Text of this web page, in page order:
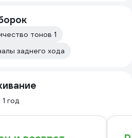
тонов 1
заднего хода
год